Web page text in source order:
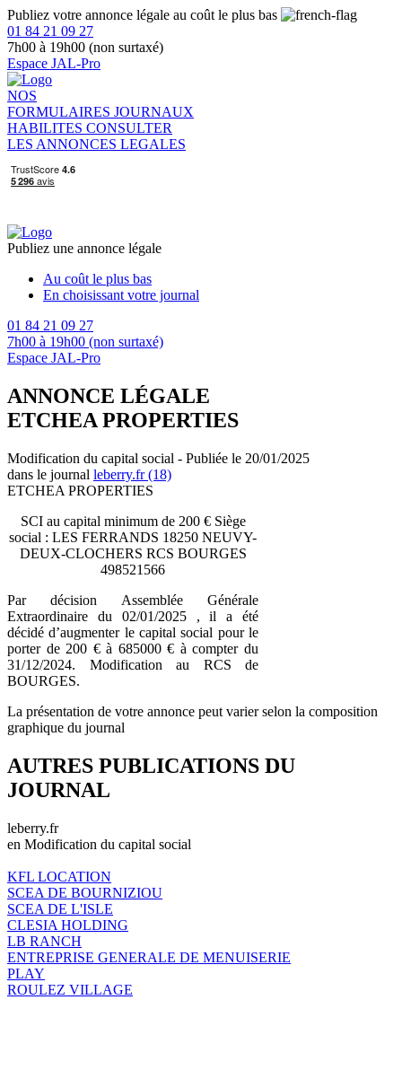
Publiez votre annonce légale au coût le plus bas
01 84 21 09 27
7h00 à 19h00 (non surtaxé)
Espace JAL-Pro
NOS
FORMULAIRES JOURNAUX
HABILITES CONSULTER
LES ANNONCES LEGALES
Publiez une annonce légale
Au coût le plus bas
En choisissant votre journal
01 84 21 09 27
7h00 à 19h00 (non surtaxé)
Espace JAL-Pro
ANNONCE LÉGALE
ETCHEA PROPERTIES
Modification du capital social - Publiée le 20/01/2025
dans le journal leberry.fr (18)
ETCHEA PROPERTIES
SCI au capital minimum de 200 € Siège
social : LES FERRANDS 18250 NEUVY-
DEUX-CLOCHERS RCS BOURGES
498521566
Par décision Assemblée Générale
Extraordinaire du 02/01/2025 , il a été
décidé d’augmenter le capital social pour le
porter de 200 € à 685000 € à compter du
31/12/2024. Modification au RCS de
BOURGES.
La présentation de votre annonce peut varier selon la composition
graphique du journal
AUTRES PUBLICATIONS DU
JOURNAL
leberry.fr
en Modification du capital social
KFL LOCATION
SCEA DE BOURNIZIOU
SCEA DE L'ISLE
CLESIA HOLDING
LB RANCH
ENTREPRISE GENERALE DE MENUISERIE
PLAY
ROULEZ VILLAGE